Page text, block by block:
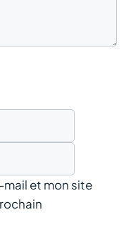
mail
et mon site